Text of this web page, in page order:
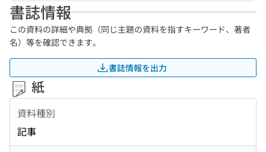
書誌情報
この資料の詳細や典拠（同じ主題の資料を指すキーワード、著者
名）等を確認できます。
書誌情報を出力
紙
資料種別
記事